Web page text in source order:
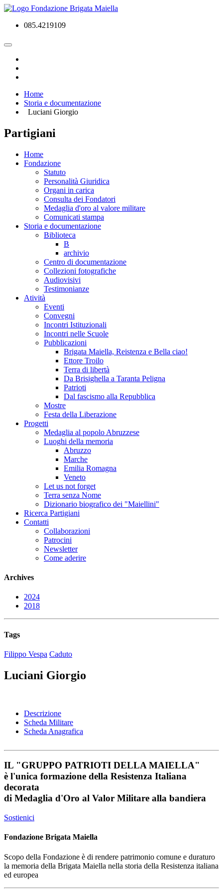
085.4219109
Home
Storia e documentazione
Luciani Giorgio
Partigiani
Home
Fondazione
Statuto
Personalità Giuridica
Organi in carica
Consulta dei Fondatori
Medaglia d'oro al valore militare
Comunicati stampa
Storia e documentazione
Biblioteca
B
archivio
Centro di documentazione
Collezioni fotografiche
Audiovisivi
Testimonianze
Atività
Eventi
Convegni
Incontri Istituzionali
Incontri nelle Scuole
Pubblicazioni
Brigata Maiella, Reistenza e Bella ciao!
Ettore Troilo
Terra di libertà
Da Brisighella a Taranta Peligna
Patrioti
Dal fascismo alla Repubblica
Mostre
Festa della Liberazione
Progetti
Medaglia al popolo Abruzzese
Luoghi della memoria
Abruzzo
Marche
Emilia Romagna
Veneto
Let us not forget
Terra senza Nome
Dizionario biografico dei "Maiellini"
Ricerca Partigiani
Contatti
Collaborazioni
Patrocini
Newsletter
Come aderire
Archives
2024
2018
Tags
Filippo Vespa Caduto
Luciani Giorgio
Descrizione
Scheda Militare
Scheda Anagrafica
IL "GRUPPO PATRIOTI DELLA MAIELLA"
è l'unica formazione della Resistenza Italiana
decorata
di Medaglia d'Oro al Valor Militare alla bandiera
Sostienici
Fondazione Brigata Maiella
Scopo della Fondazione è di rendere patrimonio comune e duraturo
la memoria della Brigata Maiella nella storia della Resistenza italiana
ed europea